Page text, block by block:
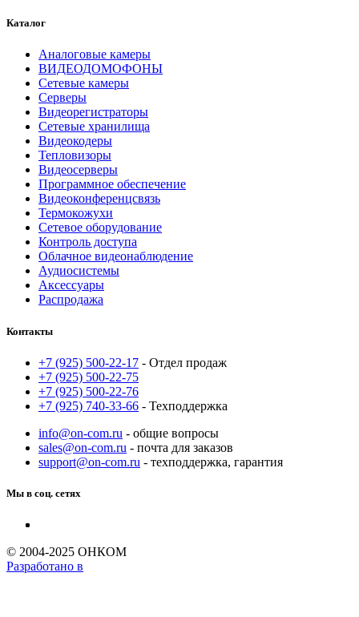
Каталог
Аналоговые камеры
ВИДЕОДОМОФОНЫ
Сетевые камеры
Серверы
Видеорегистраторы
Сетевые хранилища
Видеокодеры
Тепловизоры
Видеосерверы
Программное обеспечение
Видеоконференцсвязь
Термокожухи
Сетевое оборудование
Контроль доступа
Облачное видеонаблюдение
Аудиосистемы
Аксессуары
Распродажа
Контакты
+7 (925) 500-22-17 - Отдел продаж
+7 (925) 500-22-75
+7 (925) 500-22-76
+7 (925) 740-33-66 - Техподдержка
info@on-com.ru - общие вопросы
sales@on-com.ru - почта для заказов
support@on-com.ru - техподдержка, гарантия
Мы в соц. сетях
© 2004-2025 ОНКОМ
Разработано в